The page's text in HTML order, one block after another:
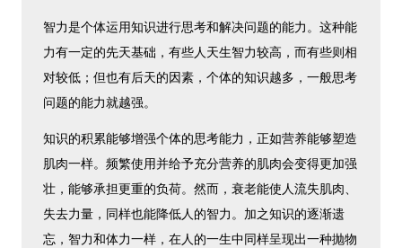
智力是个体运用知识进行思考和解决问题的能力。这种能
力有一定的先天基础，有些人天生智力较高，而有些则相
对较低；但也有后天的因素，个体的知识越多，一般思考
问题的能力就越强。
知识的积累能够增强个体的思考能力，正如营养能够塑造
肌肉一样。频繁使用并给予充分营养的肌肉会变得更加强
壮，能够承担更重的负荷。然而，衰老能使人流失肌肉、
失去力量，同样也能降低人的智力。加之知识的逐渐遗
忘，智力和体力一样，在人的一生中同样呈现出一种抛物